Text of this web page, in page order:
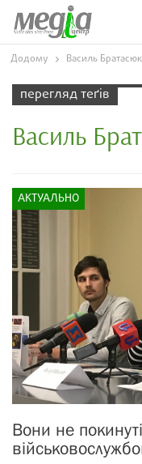
Додому Василь Братасюк
перегляд теґів
Василь
АКТУАЛЬНО
Вони не